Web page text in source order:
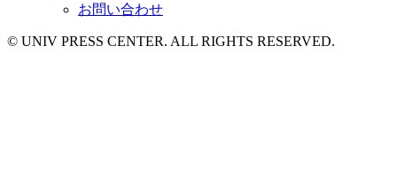
お問い合わせ
© UNIV PRESS CENTER. ALL RIGHTS RESERVED.